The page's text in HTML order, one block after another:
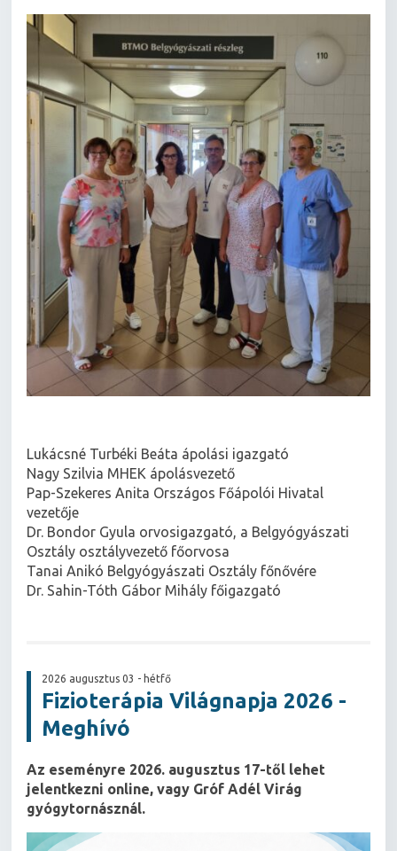
Lukácsné Turbéki Beáta ápolási igazgató
Nagy Szilvia MHEK ápolásvezető
Pap-Szekeres Anita Országos Főápolói Hivatal
vezetője
Dr. Bondor Gyula orvosigazgató, a Belgyógyászati
Osztály osztályvezető főorvosa
Tanai Anikó Belgyógyászati Osztály főnővére
Dr. Sahin-Tóth Gábor Mihály főigazgató
2026 augusztus 03 - hétfő
Fizioterápia Világnapja 2026 -
Meghívó
Az eseményre 2026. augusztus 17-től lehet
jelentkezni online, vagy Gróf Adél Virág
gyógytornásznál.